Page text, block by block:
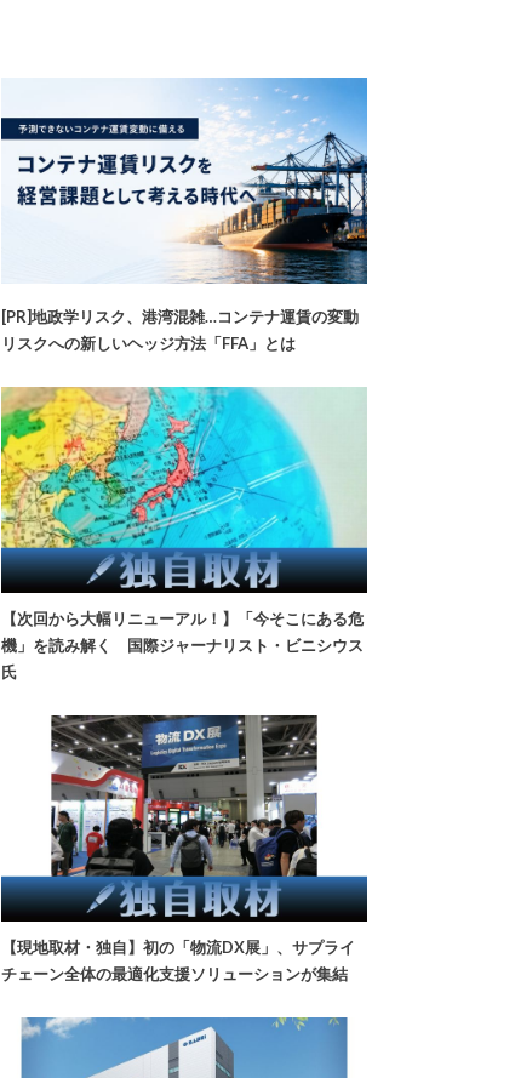
[PR]地政学リスク、港湾混雑…コンテナ運賃の変動
リスクへの新しいヘッジ方法「FFA」とは
【次回から大幅リニューアル！】「今そこにある危
機」を読み解く 国際ジャーナリスト・ビニシウス
氏
【現地取材・独自】初の「物流DX展」、サプライ
チェーン全体の最適化支援ソリューションが集結